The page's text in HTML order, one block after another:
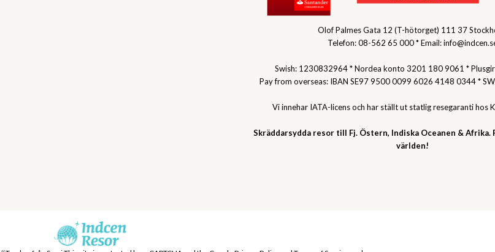
Olof Palmes Gata 12 (T-hötorget) 111 37
Telefon: 08-562 65 000 * Email:
Swish: 1230832964 * Nordea konto 3201 180 9061 *
Pay from overseas: IBAN SE97 9500 0099 6026 4148 0344 *
Vi innehar IATA-licens och har ställt ut statlig resegaranti hos
Skräddarsydda resor till Fj. Östern, Indiska Oceanen &
världen!